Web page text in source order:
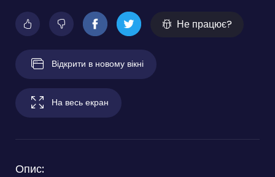
Не працює?
Відкрити в новому вікні
На весь екран
Опис: